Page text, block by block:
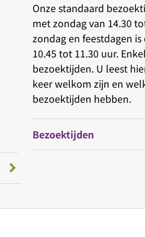
Onze standaard
met zondag van 14.30
zondag en feestdagen
10.45 tot 11.30 uur.
bezoektijden. U leest
keer welkom zijn en
bezoektijden hebben.
Bezoektijden